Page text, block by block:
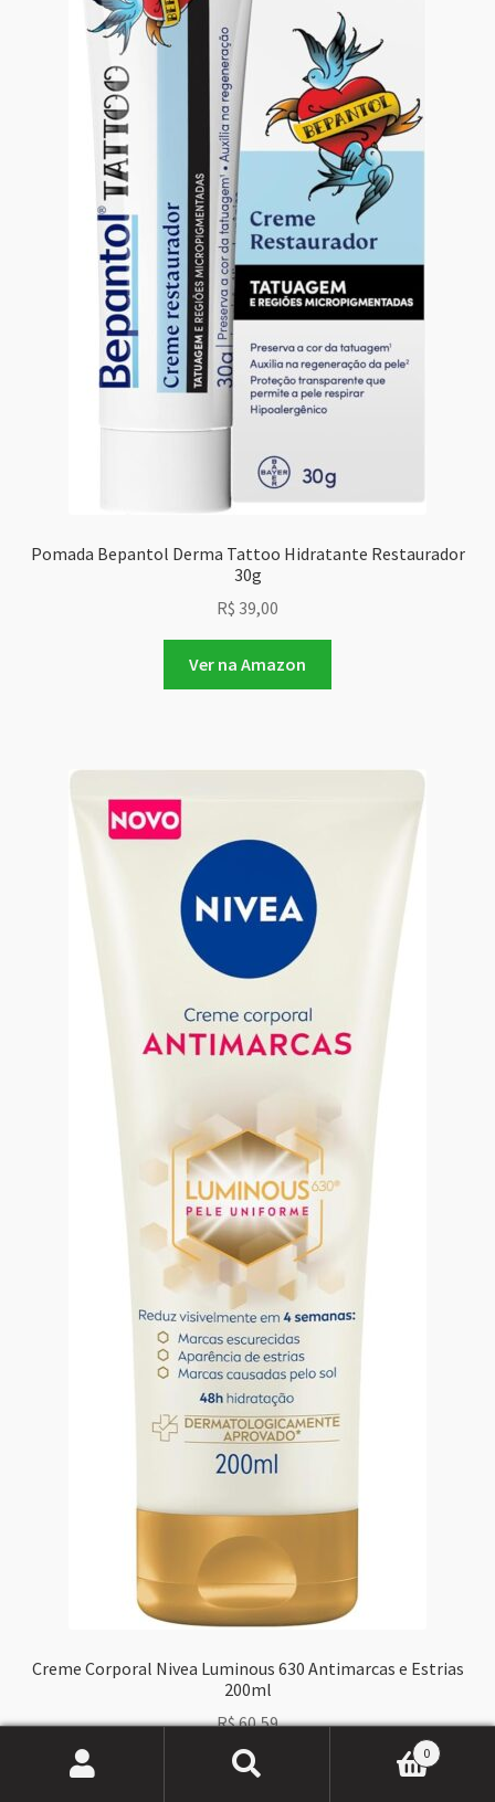
Pomada Bepantol Derma Tattoo Hidratante Restaurador
30g
R$ 39,00
Ver na Amazon
Creme Corporal Nivea Luminous 630 Antimarcas e Estrias
200ml
R$60,59
Ver na Amazon
Pesquisar
Pesquisar
0